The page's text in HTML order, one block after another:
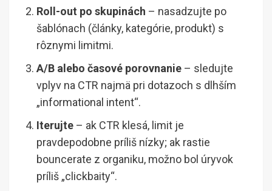
Roll-out po skupinách – nasadzujte po
šablónach (články, kategórie, produkt) s
rôznymi limitmi.
A/B alebo časové porovnanie – sledujte
vplyv na CTR najmä pri dotazoch s dlhším
„informational intent“.
Iterujte – ak CTR klesá, limit je
pravdepodobne príliš nízky; ak rastie
bouncerate z organiku, možno bol úryvok
príliš „clickbaity“.